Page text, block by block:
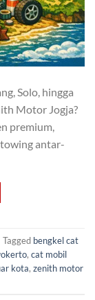
Solo, hingga
Motor Jogja?
premium,
antar-
Tagged bengkel cat
, cat mobil
kota, zenith motor